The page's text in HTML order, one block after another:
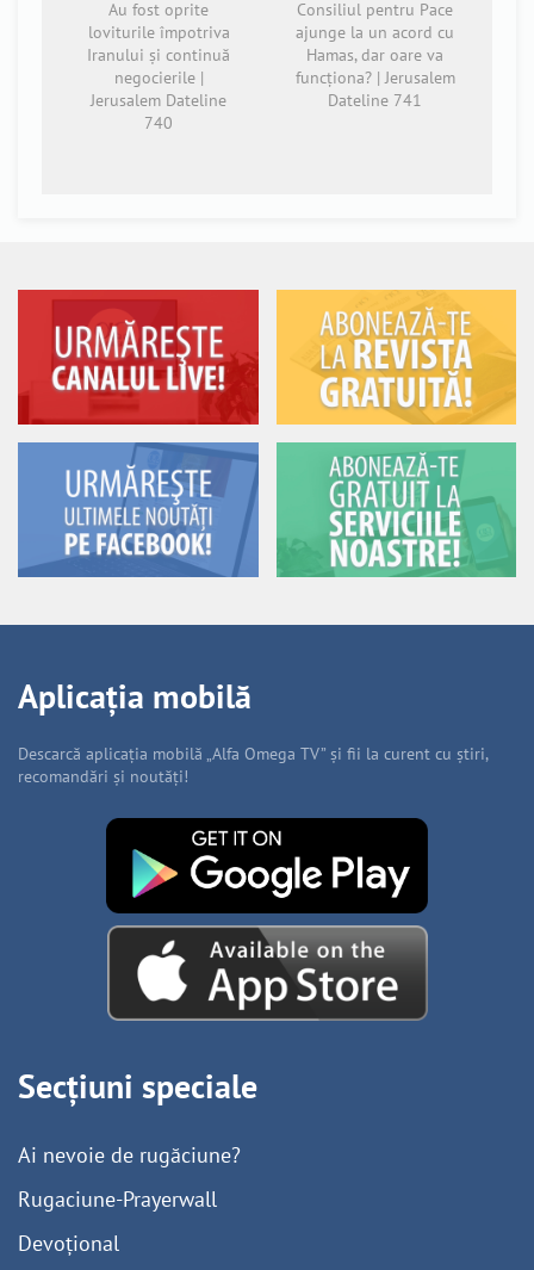
Au fost oprite
loviturile împotriva
Iranului și continuă
negocierile |
Jerusalem Dateline
740
Consiliul pentru Pace
ajunge la un acord cu
Hamas, dar oare va
funcționa? | Jerusalem
Dateline 741
Aplicația mobilă
Descarcă aplicația mobilă „Alfa Omega TV” și fii la curent cu știri,
recomandări și noutăți!
Secțiuni speciale
Ai nevoie de rugăciune?
Rugaciune-Prayerwall
Devoțional